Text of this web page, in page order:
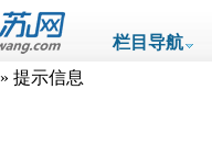
栏目导航
» 提示信息